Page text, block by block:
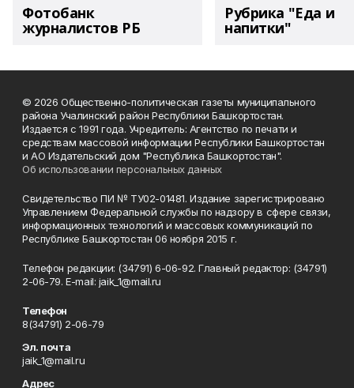
Фотобанк
журналистов РБ
Рубрика "Еда и
напитки"
© 2026 Общественно-политическая газеты муниципального
района Учалинский район Республики Башкортостан.
Издается с 1991 года. Учредитель: Агентство по печати и
средствам массовой информации Республики Башкортостан
и АО Издательский дом "Республика Башкортостан".
Об использовании персональных данных
Свидетельство ПИ № ТУ02-01481. Издание зарегистрировано
Управлением Федеральной службы по надзору в сфере связи,
информационных технологий и массовых коммуникаций по
Республике Башкортостан 06 ноября 2015 г.
Телефон редакции: (34791) 6-06-92. Главный редактор: (34791)
2-06-79. Е-mаil: jaik_1@mail.ru
Телефон
8(34791) 2-06-79
Эл. почта
jaik_1@mail.ru
Адрес